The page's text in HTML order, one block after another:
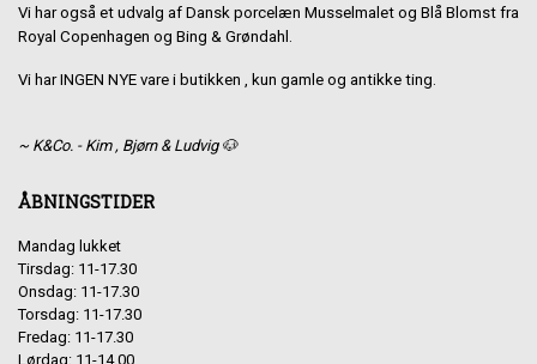
Vi har også et udvalg af Dansk porcelæn Musselmalet og Blå Blomst fra
Royal Copenhagen og Bing & Grøndahl.
Vi har INGEN NYE vare i butikken , kun gamle og antikke ting.
~ K&Co. - Kim , Bjørn & Ludvig 🐶
ÅBNINGSTIDER
Mandag lukket
Tirsdag: 11-17.30
Onsdag: 11-17.30
Torsdag: 11-17.30
Fredag: 11-17.30
Lørdag: 11-14.00